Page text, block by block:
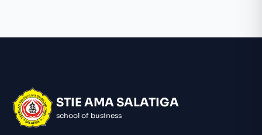
STIE AMA SALATIGA
school of business